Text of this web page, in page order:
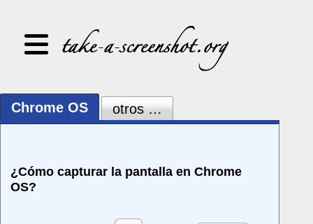
Chrome OS otros …
¿Cómo capturar la pantalla en Chrome
OS?